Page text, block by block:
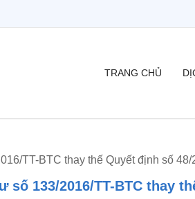
TRANG CHỦ
TT-BTC thay thế Quyết định số 48/
133/2016/TT-BTC thay